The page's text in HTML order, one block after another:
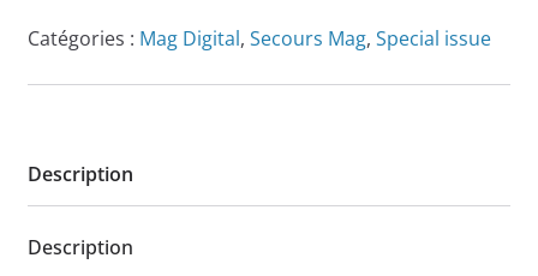
Catégories : Mag Digital, Secours Mag, Special issue
Description
Description